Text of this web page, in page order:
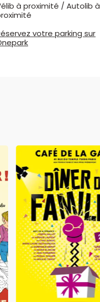
à proximité / Autolib à
votre parking sur